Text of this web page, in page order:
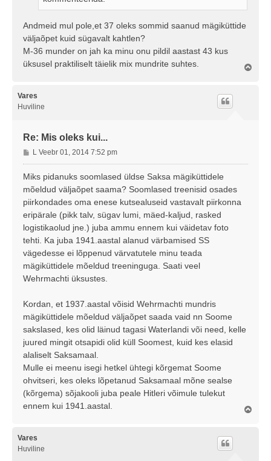
Andmeid mul pole,et 37 oleks sommid saanud mägiküttide
väljaõpet kuid sügavalt kahtlen?
M-36 munder on jah ka minu onu pildil aastast 43 kus
üksusel praktiliselt täielik mix mundrite suhtes.
Vares
Huviline
Re: Mis oleks kui...
P
o
s
i
t
u
s
L Veebr 01, 2014 7:52 pm
Miks pidanuks soomlased üldse Saksa mägiküttidele
mõeldud väljaõpet saama? Soomlased treenisid osades
piirkondades oma enese kutsealuseid vastavalt piirkonna
eripärale (pikk talv, sügav lumi, mäed-kaljud, rasked
logistikaolud jne.) juba ammu ennem kui väidetav foto
tehti. Ka juba 1941.aastal alanud värbamised SS
vägedesse ei lõppenud värvatutele minu teada
mägiküttidele mõeldud treeninguga. Saati veel
Wehrmachti üksustes.
Kordan, et 1937.aastal võisid Wehrmachti mundris
mägiküttidele mõeldud väljaõpet saada vaid nn Soome
sakslased, kes olid läinud tagasi Waterlandi või need, kelle
juured mingit otsapidi olid küll Soomest, kuid kes elasid
alaliselt Saksamaal.
Mulle ei meenu isegi hetkel ühtegi kõrgemat Soome
ohvitseri, kes oleks lõpetanud Saksamaal mõne sealse
(kõrgema) sõjakooli juba peale Hitleri võimule tulekut
ennem kui 1941.aastal.
Vares
Huviline